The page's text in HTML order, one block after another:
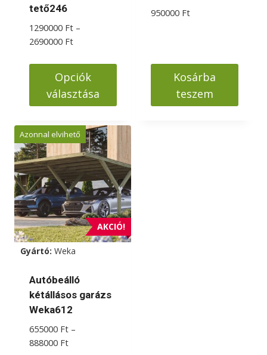
tető246
1290000 Ft –
2690000 FtÁrtartomány:
-
2690000 Ft
Opciók
választása
a
terméknek
több
variációja
van.
A
változatok
a
termékoldalon
választhatók
ki
950000 Ft
Kosárba
teszem
AKCIÓ!
Azonnal elvihető
Gyártó: Weka
Autóbeálló
kétállásos garázs
Weka612
655000 Ft –
888000 FtÁrtartomány: